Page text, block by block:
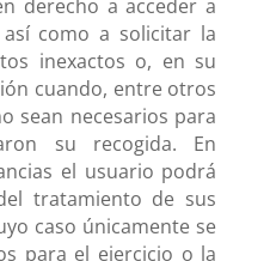
derecho a acceder a
como a solicitar la
inexactos o, en su
cuando, entre otros
sean necesarios para
su recogida. En
el usuario podrá
tratamiento de sus
caso únicamente se
para el ejercicio o la